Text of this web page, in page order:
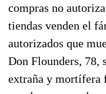
compras no
tiendas venden el
autorizados que
Don Flounders, 78,
extraña y mortífera